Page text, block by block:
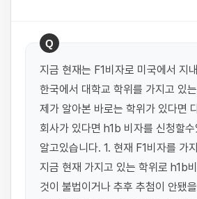
Q
지금 현재는 F1비자로 미국에서 지
한국에서 대학교 학위를 가지고 있
제가 알아본 바로는 학위가 있다면
회사가 있다면 h1b 비자를 신청할수
알고있습니다. 1. 현재 F1비자를 가
지금 현재 가지고 있는 학위로 h1b
것이 불법이거나 추후 추첨이 안됐